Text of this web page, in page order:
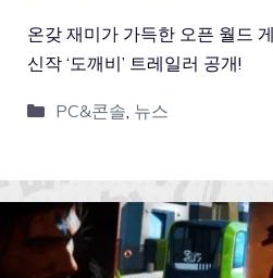
온갖 재미가 가득한 오픈 월드
신작 ‘도깨비’ 트레일러 공개!
PC&콘솔, 뉴스